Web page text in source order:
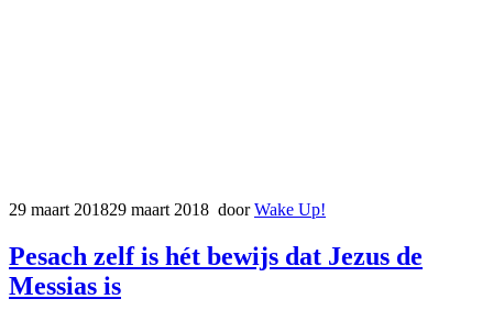
29 maart 201829 maart 2018 doorWake Up!
Pesach zelf is hét bewijs dat Jezus de
Messias is